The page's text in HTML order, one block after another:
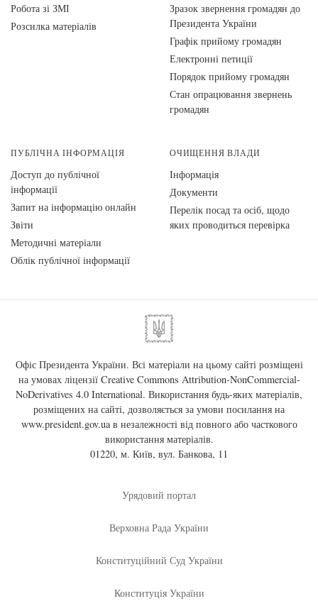
Робота зі ЗМІ
Розсилка матеріалів
Зразок звернення громадян до
Президента України
Графік прийому громадян
Електронні петиції
Порядок прийому громадян
Стан опрацювання звернень
громадян
ПУБЛІЧНА ІНФОРМАЦІЯ
Доступ до публічної
інформації
Запит на інформацію онлайн
Звіти
Методичні матеріали
Облік публічної інформації
ОЧИЩЕННЯ ВЛАДИ
Інформація
Документи
Перелік посад та осіб, щодо
яких проводиться перевірка
Офіс Президента України. Всі матеріали на цьому сайті розміщені
на умовах ліцензії Creative Commons Attribution-NonCommercial-
NoDerivatives 4.0 International. Використання будь-яких матеріалів,
розміщених на сайті, дозволяється за умови посилання на
www.president.gov.uaв незалежності від повного або часткового
використання матеріалів.
01220, м. Київ, вул. Банкова, 11
Урядовий портал
Верховна Рада України
Конституційний Суд України
Конституція України